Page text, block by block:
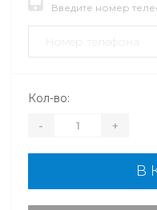
Введите номер
Кол-во:
- +
В